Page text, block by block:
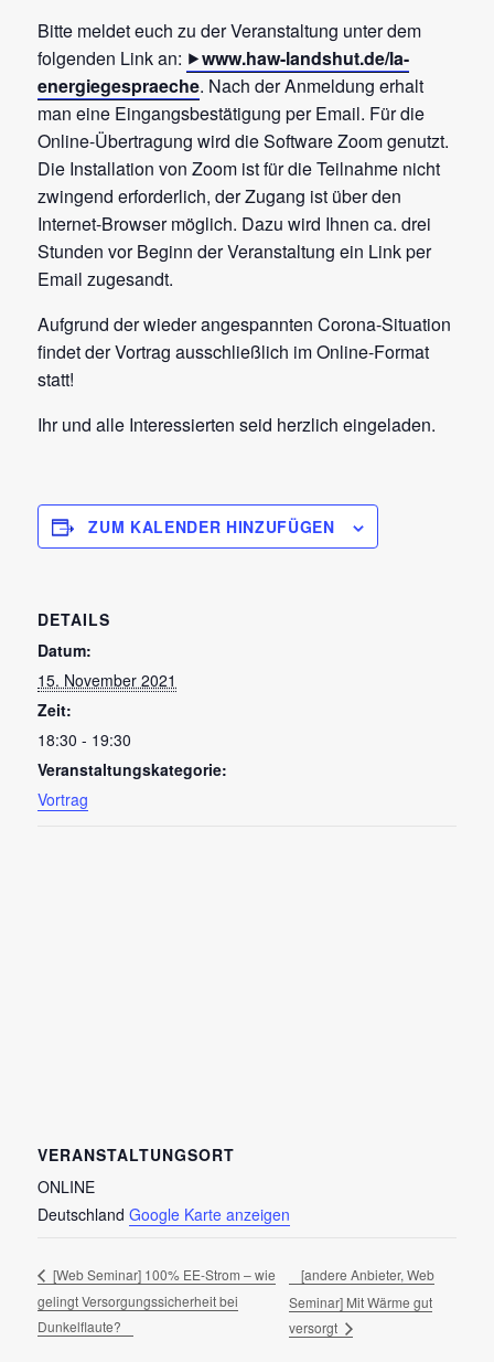
Bitte meldet euch zu der Veranstaltung unter dem
folgenden Link an:
www.haw-landshut.de/la-
energiegespraeche. Nach der Anmeldung erhalt
man eine Eingangsbestätigung per Email. Für die
Online-Übertragung wird die Software Zoom genutzt.
Die Installation von Zoom ist für die Teilnahme nicht
zwingend erforderlich, der Zugang ist über den
Internet-Browser möglich. Dazu wird Ihnen ca. drei
Stunden vor Beginn der Veranstaltung ein Link per
Email zugesandt.
Aufgrund der wieder angespannten Corona-Situation
findet der Vortrag ausschließlich im Online-Format
statt!
Ihr und alle Interessierten seid herzlich eingeladen.
ZUM KALENDER HINZUFÜGEN
DETAILS
Datum:
15. November 2021
Zeit:
18:30 - 19:30
Veranstaltungskategorie:
Vortrag
VERANSTALTUNGSORT
ONLINE
Deutschland Google Karte anzeigen
[Web Seminar] 100% EE-Strom – wie
gelingt Versorgungssicherheit bei
Dunkelflaute?
[andere Anbieter, Web
Seminar] Mit Wärme gut
versorgt